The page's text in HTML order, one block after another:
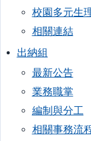
校園多元生
相關連結
出納組
最新公告
業務職掌
編制與分工
相關事務流